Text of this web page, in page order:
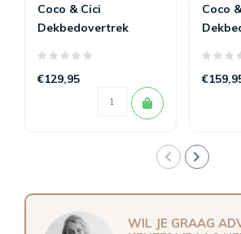
Coco & Cici
Dekbedovertrek
€129,95
Coco
WIL JE GRAAG